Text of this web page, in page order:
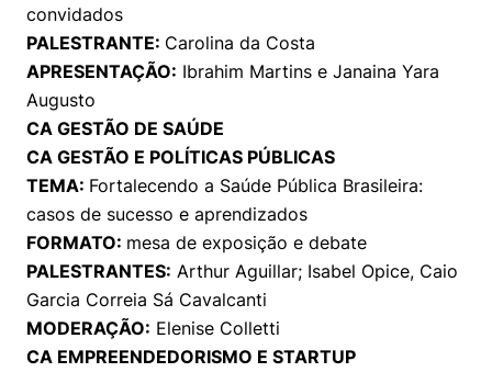
convidados
PALESTRANTE: Carolina da Costa
APRESENTAÇÃO: Ibrahim Martins e Janaina Yara
Augusto
CA GESTÃO DE SAÚDE
CA GESTÃO E POLÍTICAS PÚBLICAS
TEMA: Fortalecendo a Saúde Pública Brasileira:
casos de sucesso e aprendizados
FORMATO: mesa de exposição e debate
PALESTRANTES: Arthur Aguillar; Isabel Opice, Caio
Garcia Correia Sá Cavalcanti
MODERAÇÃO: Elenise Colletti
CA EMPREENDEDORISMO E STARTUP